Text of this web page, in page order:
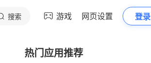
搜索 游戏 网页设置 登录
热门应用推荐